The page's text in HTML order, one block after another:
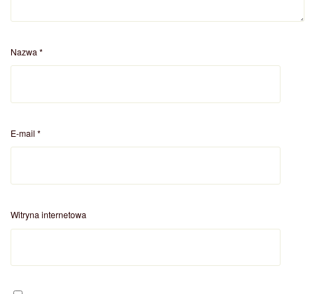
Nazwa *
E-mail *
Witryna internetowa